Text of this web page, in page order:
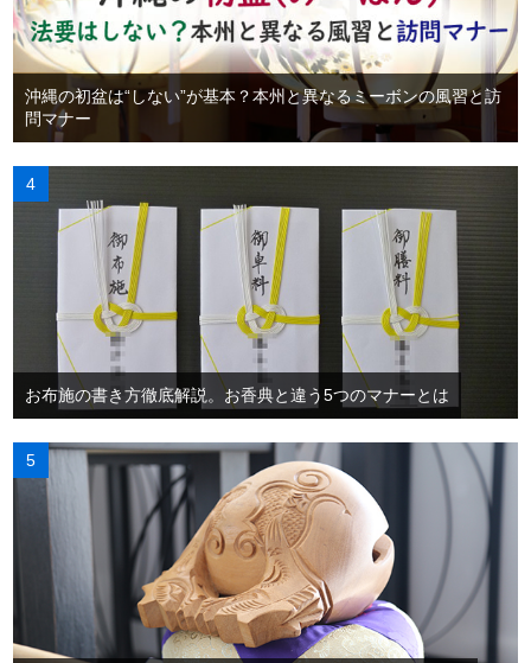
沖縄の初盆は“しない”が基本？本州と異なるミーボンの風習と訪
問マナー
お布施の書き方徹底解説。お香典と違う5つのマナーとは